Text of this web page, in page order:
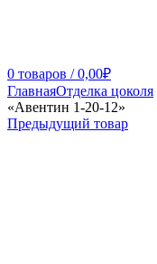
0 товаров / 0,00₽
ГлавнаяОтделка цоколя
«Авентин 1-20-12»
Предыдущий товар